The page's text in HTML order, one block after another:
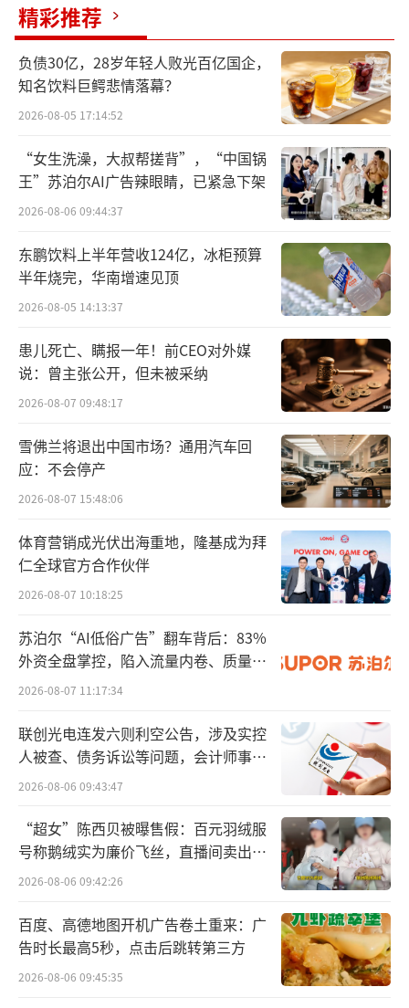
播与普及，物质生活水平的提高带来对精神文
化需求的进一步提升，人们追求生活时尚的消
费理念已得到普遍认同，越来越多的人走向高
尔夫球场。智研咨询发布的相关报告显示，202
2年全球高尔夫产业市场规模约为529.6亿美
元，同比增长2.9%。其中欧洲及北美是高尔夫
产业主要消费区域，亚太地区市场发展迅速。
期间，作为中国白酒骨干企业，衡水老白
干自2018年以来，也在持续用实际行动支持高
尔夫运动的发展。河北省高尔夫协会主席杨宇
也提到，2019年衡水老白干独家冠名河北省全
民健身高尔夫球业余联赛，有效推动了高尔夫
球运动在冀的发展。
而谈及本次合作的原因，河北衡水老白干
酒业股份有限公司副总经理、营销有限公司总
经理贺延昭总结为三点：第一，双方价值理念
不谋而和，老白干在落实全民健身国家战略、
促进全民健康的发展理念和规划方面和中高协
全国精英会员积分赛组委会发展方向高度一
夫球运动所代表的绿色阳光、健康向上的运动
方式，与衡水老白干所倡导的健康饮酒、高雅
时尚的生活方式高度契合；第三，人群定位高
度吻合。高尔夫球运动的精英圈层与衡水老白
干“更健康的高端白酒”的品牌定位高度吻
合。
此次签约，也是衡水老白干品牌发展历程
中的一件大事，标志着衡水老白干差异化、高
端化战略进入新的发展阶段，将进一步推动健
康饮酒与品质生活理念深入人心，有效推进与
高净值人群的深度交互。
精彩推荐
负债30亿，28岁年轻人败光百亿国企，
知名饮料巨鳄悲情落幕？
2026-08-05 17:14:52
“女生洗澡，大叔帮搓背”，“中国锅
王”苏泊尔AI广告辣眼睛，已紧急下架
2026-08-06 09:44:37
东鹏饮料上半年营收124亿，冰柜预算
半年烧完，华南增速见顶
2026-08-05 14:13:37
患儿死亡、瞒报一年！前CEO对外媒
说：曾主张公开，但未被采纳
2026-08-07 09:48:17
雪佛兰将退出中国市场？通用汽车回
应：不会停产
2026-08-07 15:48:06
体育营销成光伏出海重地，隆基成为拜
仁全球官方合作伙伴
2026-08-07 10:18:25
苏泊尔“AI低俗广告”翻车背后：83%
外资全盘掌控，陷入流量内卷、质量频
发的负循环
2026-08-07 11:17:34
联创光电连发六则利空公告，涉及实控
人被查、债务诉讼等问题，会计师事务
所曾出具“保留意见”
2026-08-06 09:43:47
“超女”陈西贝被曝售假：百元羽绒服
号称鹅绒实为廉价飞丝，直播间卖出超
百万元
2026-08-06 09:42:26
百度、高德地图开机广告卷土重来：广
告时长最高5秒，点击后跳转第三方
2026-08-06 09:45:35